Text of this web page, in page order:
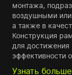
монтажа,
воздушными
а также в
Конструкция
для достижения
эффективности
Узнать больше